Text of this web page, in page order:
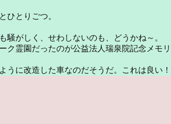
ひとりごつ。
がしく、せわしないのも、どうかね～。
ク霊園だったのが公益法人瑞泉院記念メモリ
に改造した車なのだそうだ。これは良い！